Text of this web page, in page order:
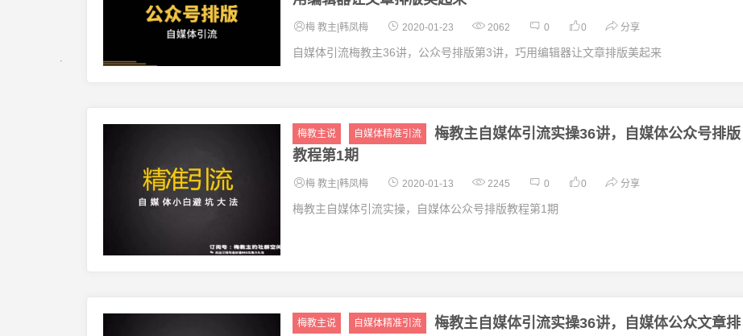
梅 教主|韩凤梅 2020-01-23 2062 0 0 分享
自媒体引流梅教主36讲，公众号排版第3讲，巧用编辑器让文章排版美起来
梅教主说 自媒体精准引流
梅教主自媒体引流实操36讲，自媒体公众号排版
教程第1期
梅 教主|韩凤梅 2020-01-13 2245 0 0 分享
梅教主自媒体引流实操，自媒体公众号排版教程第1期
梅教主说 自媒体精准引流
梅教主自媒体引流实操36讲，自媒体公众文章排